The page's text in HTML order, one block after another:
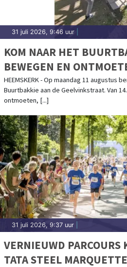
31 juli 2026, 9:46 uur
KOM NAAR HET
BEWEGEN EN
HEEMSKERK - Op maandag 11 augustus
Buurtbakkie aan de Geelvinkstraat. Van
ontmoeten, [...]
31 juli 2026, 9:37 uur
VERNIEUWD PARCOURS
TATA STEEL